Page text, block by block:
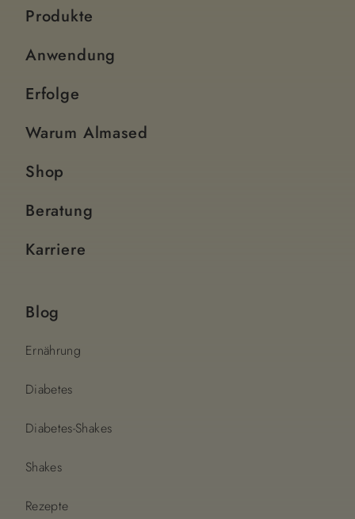
Produkte
Anwendung
Erfolge
Warum Almased
Shop
Beratung
Karriere
Blog
Ernährung
Diabetes
Diabetes-Shakes
Shakes
Rezepte